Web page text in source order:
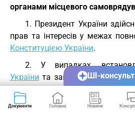
органами місцевого
1. Президент України
прав та інтересів у межах
Конституцією України.
2. У випадках,
України та законом, особа має
захистом цивільного права
державної влади, органу
Документи Головна Новини
ШІ-